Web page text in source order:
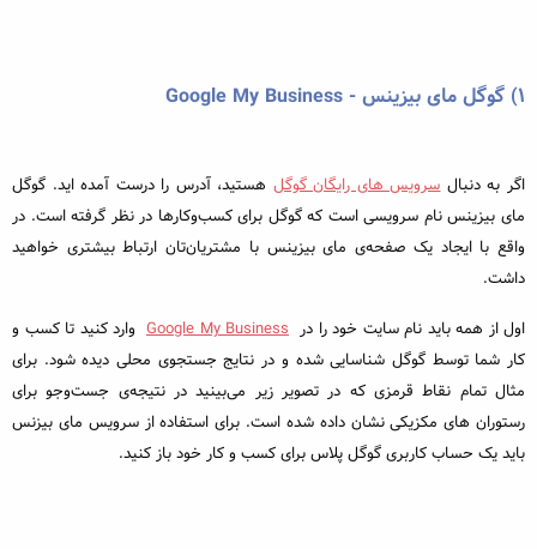
۱) گوگل مای بیزینس - Google My Business
اگر به دنبالسرویس های رایگان گوگل هستید، آدرس را درست آمده اید. گوگل
مای بیزینس نام سرویسی است که گوگل برای کسب‌وکارها در نظر گرفته است. در
واقع با ایجاد یک صفحه‌ی مای بیزینس با مشتریان‌تان ارتباط بیشتری خواهید
داشت.
اول از همه باید نام سایت خود را در Google My Business وارد کنید تا کسب و
کار شما توسط گوگل شناسایی شده و در نتایج جستجوی محلی دیده شود. برای
مثال تمام نقاط قرمزی که در تصویر زیر می‌بینید در نتیجه‌ی جست‌وجو برای
رستوران های مکزیکی نشان داده شده است. برای استفاده از سرویس مای بیزنس
باید یک حساب کاربری گوگل پلاس برای کسب و کار خود باز کنید.